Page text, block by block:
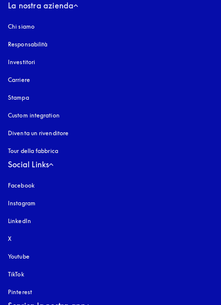
La nostra azienda
Chi siamo
Responsabilità
Investitori
Carriere
Stampa
Custom integration
Diventa un rivenditore
Tour della fabbrica
Social Links
Facebook
Instagram
LinkedIn
X
Youtube
TikTok
Pinterest